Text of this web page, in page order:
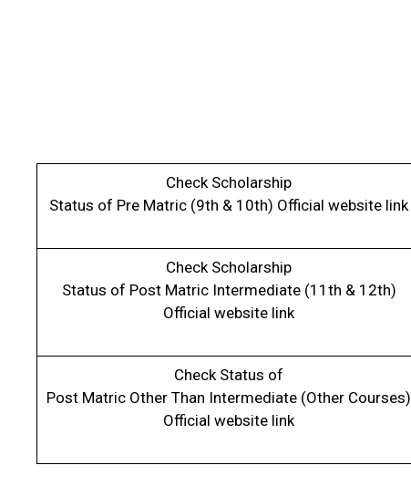
Check Scholarship
Status of Pre Matric (9th & 10th) Official website link
Check Scholarship
Status of Post Matric Intermediate (11th & 12th)
Official website link
Check Status of
Post Matric Other Than Intermediate (Other Courses)
Official website link